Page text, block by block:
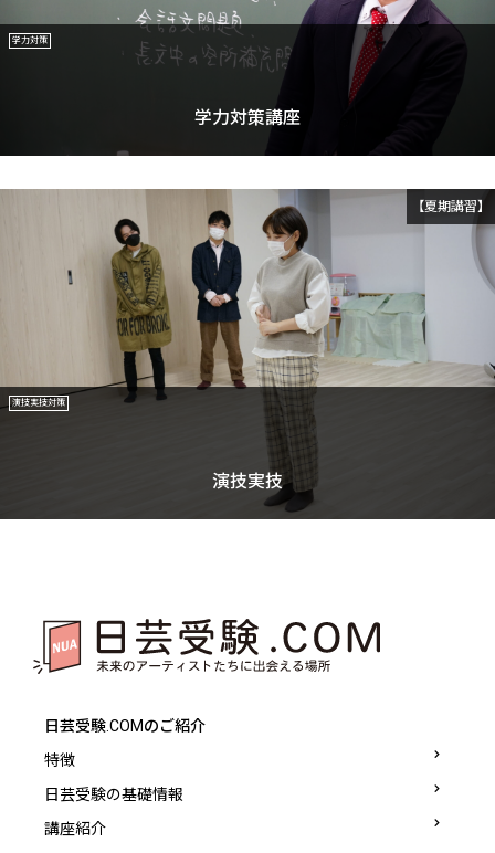
学力対策
学力対策講座
【夏期講習】
演技実技対策
演技実技
日芸受験.COMのご紹介
特徴
日芸受験の基礎情報
講座紹介